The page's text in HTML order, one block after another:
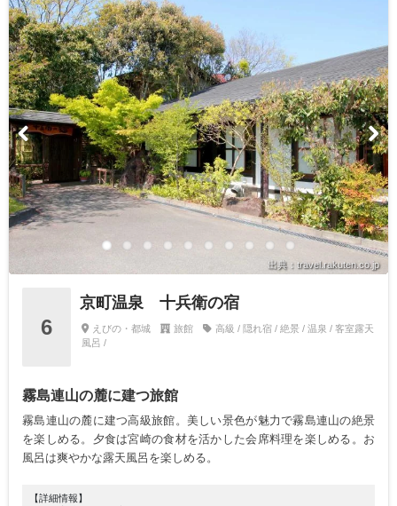
出典：travel.rakuten.co.jp
6
京町温泉 十兵衛の宿
えびの・都城 旅館
高級 / 隠れ宿 / 絶景 / 温泉 / 客室露天
風呂 /
霧島連山の麓に建つ旅館
霧島連山の麓に建つ高級旅館。美しい景色が魅力で霧島連山の絶景
を楽しめる。夕食は宮崎の食材を活かした会席料理を楽しめる。お
風呂は爽やかな露天風呂を楽しめる。
【詳細情報】